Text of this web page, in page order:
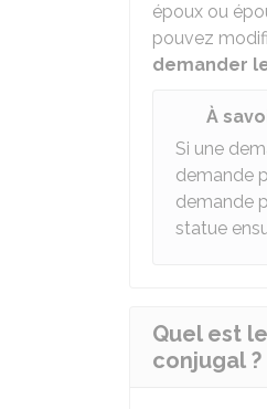
époux ou
pouvez
demander
À
Si une
demande
demande
statue
Quel est
conjugal ?